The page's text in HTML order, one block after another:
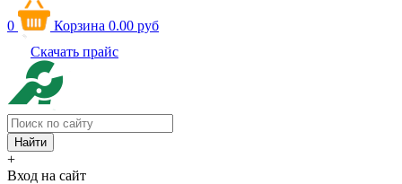
0 Корзина 0.00 руб
Скачать прайс
+
Вход на сайт